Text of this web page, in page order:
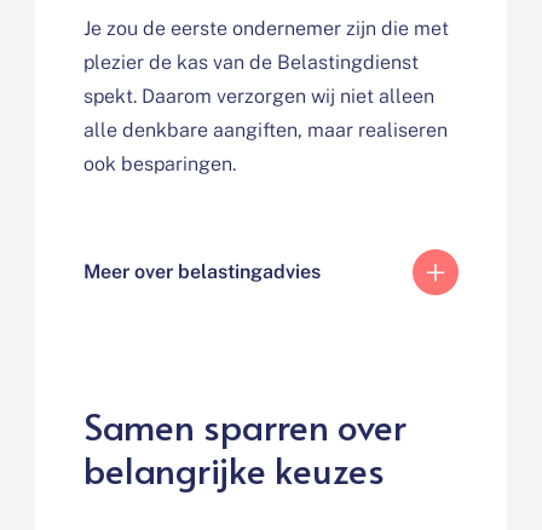
Je zou de eerste ondernemer zijn die met
plezier de kas van de Belastingdienst
spekt. Daarom verzorgen wij niet alleen
alle denkbare aangiften, maar realiseren
ook besparingen.
Meer over belastingadvies
Samen sparren over
belangrijke keuzes